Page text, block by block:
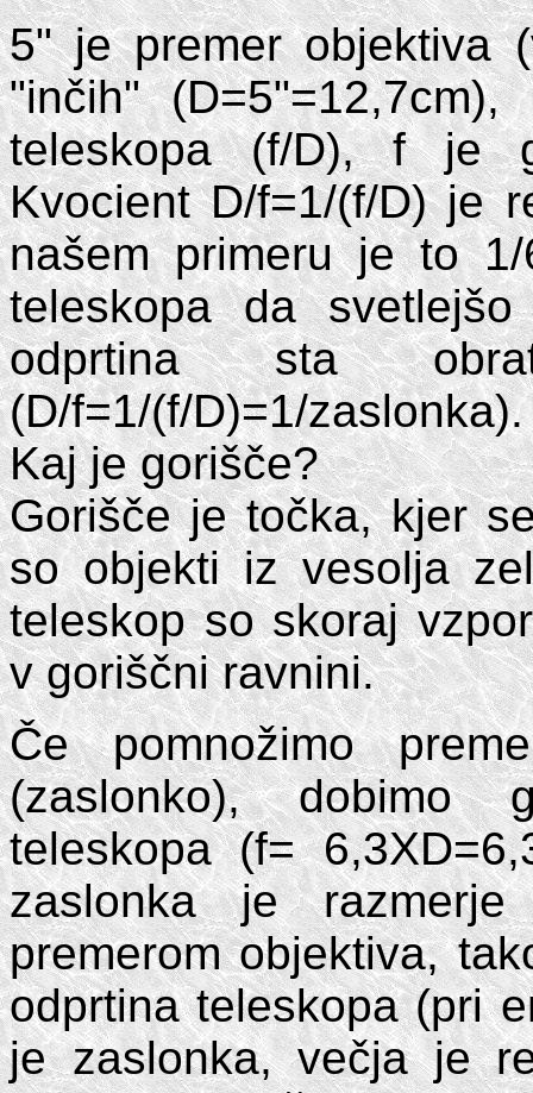
5" je premer objektiva
"inčih"
teleskopa (f/D), f je
Kvocient D/f=1/(f/D) je
našem primeru je to
teleskopa da
odprtina sta
(D/f=1/(f/D)=1/zaslonka).
Kaj je gorišče?
Gorišče je točka, kjer
so objekti iz vesolja
teleskop so skoraj
v goriščni ravnini.
Če pomnožimo
(zaslonko), dobimo
teleskopa (f=
zaslonka je
premerom objektiva,
odprtina teleskopa (pri
je zaslonka, večja je